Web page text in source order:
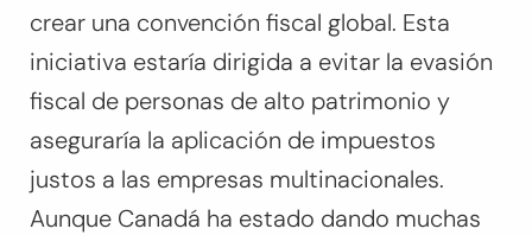
crear una convención fiscal global. Esta
iniciativa estaría dirigida a evitar la evasión
fiscal de personas de alto patrimonio y
aseguraría la aplicación de impuestos
justos a las empresas multinacionales.
Aunque Canadá ha estado dando muchas